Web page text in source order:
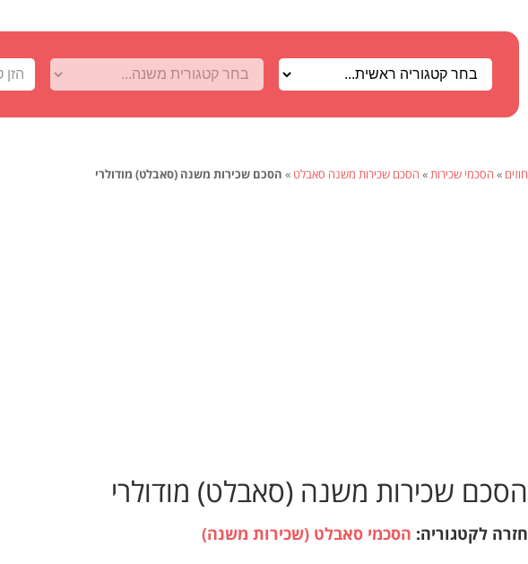
חוזים » הסכמי שכירות» הסכם שכירות משנה סאבלט » הסכם שכירות משנה (סאבלט) מודולרי
הסכם שכירות משנה (סאבלט) מודולרי
חזרה לקטגוריה: הסכמי סאבלט (שכירות משנה)